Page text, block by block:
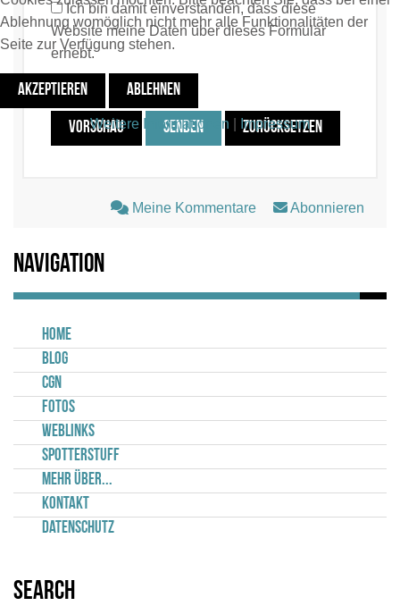
Ich bin damit einverstanden, dass diese
Website meine Daten über dieses Formular
erhebt.
VORSCHAU SENDEN ZURÜCKSETZEN
Meine Kommentare Abonnieren
Navigation
Home
Blog
CGN
Fotos
Weblinks
Spotterstuff
Mehr über...
Kontakt
Datenschutz
Search
Ablehnung womöglich nicht mehr alle Funktionalitäten der
Seite zur Verfügung stehen.
AKZEPTIEREN ABLEHNEN
Weitere Informationen Impressum